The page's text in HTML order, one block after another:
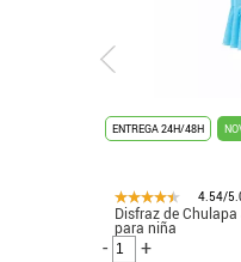
ENTREGA 24H/48H NOVEDAD
4.54/5.00
Disfraz de Chulapa azul
para niña
+